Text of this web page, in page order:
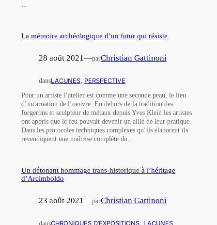
La mémoire archéologique d’un futur qui résiste
28 août 2021—parChristian Gattinoni
dansLACUNES, PERSPECTIVE
Pour un artiste l’atelier est comme une seconde peau, le lieu
d’incarnation de l’oeuvre. En dehors de la tradition des
forgerons et sculpteur de métaux depuis Yves Klein les artistes
ont appris que le feu pouvait devenir un allié de leur pratique.
Dans les protocoles techniques complexes qu’ils élaborent ils
revendiquent une maîtrise complète du…
Un détonant hommage trans-historique à l’héritage
d’Arcimboldo
23 août 2021—parChristian Gattinoni
dansCHRONIQUES D’EXPOSITIONS, LACUNES